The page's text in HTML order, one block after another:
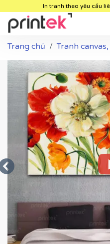
In tranh theo yêu cầu
Trang chủ Tranh